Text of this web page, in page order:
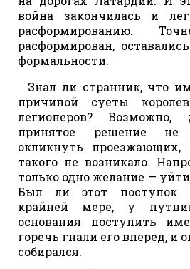
война закончилась и
расформированию.
расформирован,
формальности.
Знал ли странник, что
причиной суеты
легионеров? Возможно,
принятое решение не
окликнуть
такого не возникало.
только одно желание —
Был ли этот поступок
крайней мере, у
основания поступить
горечь гнали его вперед, и
собирался.